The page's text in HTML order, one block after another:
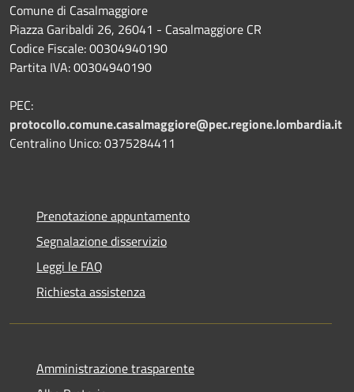
Comune di Casalmaggiore
Piazza Garibaldi 26, 26041 - Casalmaggiore CR
Codice Fiscale: 00304940190
Partita IVA: 00304940190
PEC:
protocollo.comune.casalmaggiore@pec.regione.lombardia.it
Centralino Unico: 0375284411
Prenotazione appuntamento
Segnalazione disservizio
Leggi le FAQ
Richiesta assistenza
Amministrazione trasparente